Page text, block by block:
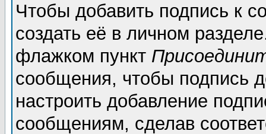
Чтобы добавить подпись к
создать её в личном
флажком пункт
сообщения, чтобы подпись
настроить добавление
сообщениям, сделав